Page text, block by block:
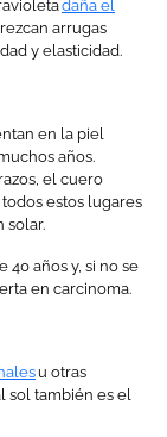
daña el
arrugas
y elasticidad.
en la piel
años.
el cuero
estos lugares
solar.
40 años y, si no se
en carcinoma.
u otras
sol también es el